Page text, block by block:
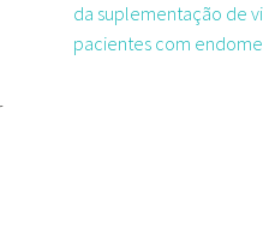
da suplementação de
pacientes com